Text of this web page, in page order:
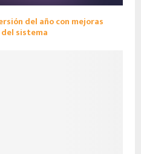
del año con mejoras
sistema